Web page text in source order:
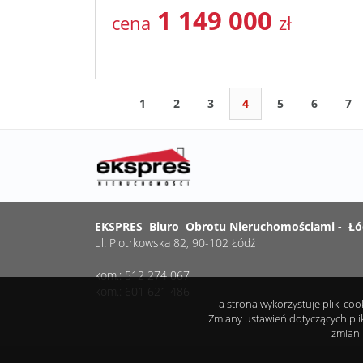
cena 1 149 000 zł
1 2 3 4 5 6 7
EKSPRES Biuro Obrotu Nieruchomościami -
ul. Piotrkowska 82, 90-102 Łódź
kom.: 512 274 067
Ta strona wykorzystuje pliki
Zmiany ustawień dotyczących
zmian